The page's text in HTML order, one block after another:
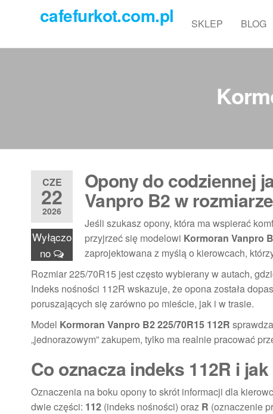
cafefurkot.com.pl SKLEP BLOG
CZE
22
2026
Wyłączo
no
Opony do codziennej
Vanpro B2 w
Jeśli szukasz opony, która ma wspierać
przyjrzeć się modelowi Kormoran Vanpro
zaprojektowana z myślą o kierowcach,
Rozmiar 225/70R15 jest często wybierany w autach,
Indeks nośności 112R wskazuje, że opona została
poruszających się zarówno po mieście, jak i w trasie.
Model Kormoran Vanpro B2 225/70R15 112R
„jednorazowym” zakupem, tylko ma realnie pracować
Co oznacza indeks 112R i
Oznaczenia na boku opony to skrót informacji dla
dwie części: 112 (indeks nośności) oraz R (oznaczenie